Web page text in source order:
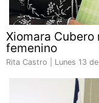
Xiomara
femenino
Rita Castro | Lunes 13